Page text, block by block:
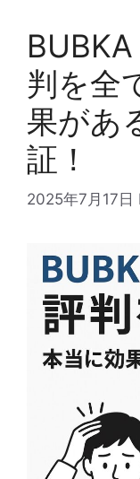
判を全
果があ
証！
2025年7月17日